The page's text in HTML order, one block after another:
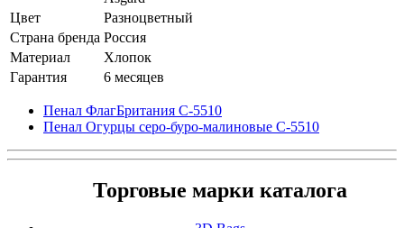
Цвет
Разноцветный
Страна бренда Россия
Материал
Хлопок
Гарантия
6 месяцев
Пенал ФлагБритания С-5510
Пенал Огурцы серо-буро-малиновые С-5510
Торговые марки каталога